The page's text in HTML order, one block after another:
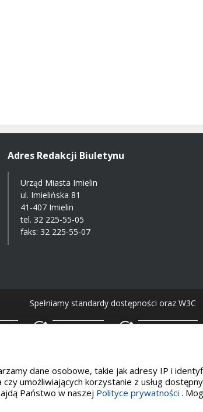
Adres Redakcji Biuletynu
Urząd Miasta Imielin
ul. Imielińska 81
41-407 Imielin
tel. 32 225-55-05
faks: 32 225-55-07
Spełniamy standardy dostępności oraz W3C
dane osobowe, takie jak adresy IP i
umożliwiających korzystanie z usług
Państwo w naszej Polityce prywatności .